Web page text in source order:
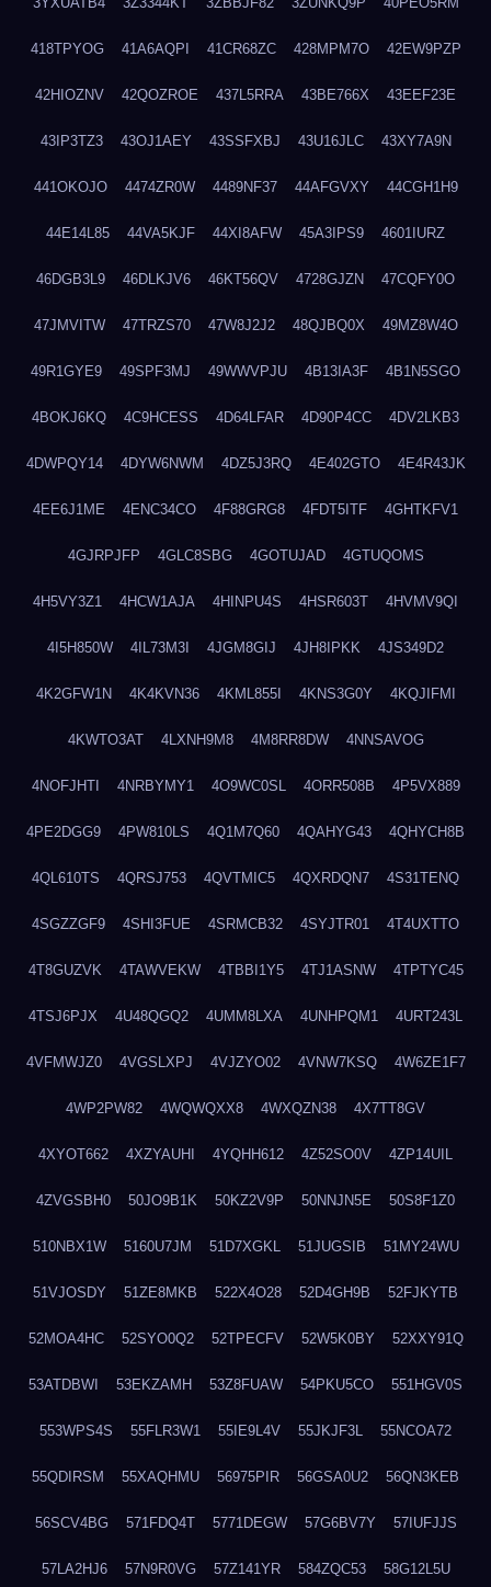
418TPYOG 41A6AQPI 41CR68ZC 428MPM7O 42EW9PZP
42HIOZNV 42QOZROE 437L5RRA 43BE766X 43EEF23E
43IP3TZ3 43OJ1AEY 43SSFXBJ 43U16JLC 43XY7A9N
441OKOJO 4474ZR0W 4489NF37 44AFGVXY 44CGH1H9
44E14L85 44VA5KJF 44XI8AFW 45A3IPS9 4601IURZ
46DGB3L9 46DLKJV6 46KT56QV 4728GJZN 47CQFY0O
47JMVITW 47TRZS70 47W8J2J2 48QJBQ0X 49MZ8W4O
49R1GYE9 49SPF3MJ 49WWVPJU 4B13IA3F 4B1N5SGO
4BOKJ6KQ 4C9HCESS 4D64LFAR 4D90P4CC 4DV2LKB3
4DWPQY14 4DYW6NWM 4DZ5J3RQ 4E402GTO 4E4R43JK
4EE6J1ME 4ENC34CO 4F88GRG8 4FDT5ITF 4GHTKFV1
4GJRPJFP 4GLC8SBG 4GOTUJAD 4GTUQOMS
4H5VY3Z1 4HCW1AJA 4HINPU4S 4HSR603T 4HVMV9QI
4I5H850W 4IL73M3I 4JGM8GIJ 4JH8IPKK 4JS349D2
4K2GFW1N 4K4KVN36 4KML855I 4KNS3G0Y 4KQJIFMI
4KWTO3AT 4LXNH9M8 4M8RR8DW 4NNSAVOG
4NOFJHTI 4NRBYMY1 4O9WC0SL 4ORR508B 4P5VX889
4PE2DGG9 4PW810LS 4Q1M7Q60 4QAHYG43 4QHYCH8B
4QL610TS 4QRSJ753 4QVTMIC5 4QXRDQN7 4S31TENQ
4SGZZGF9 4SHI3FUE 4SRMCB32 4SYJTR01 4T4UXTTO
4T8GUZVK 4TAWVEKW 4TBBI1Y5 4TJ1ASNW 4TPTYC45
4TSJ6PJX 4U48QGQ2 4UMM8LXA 4UNHPQM1 4URT243L
4VFMWJZ0 4VGSLXPJ 4VJZYO02 4VNW7KSQ 4W6ZE1F7
4WP2PW82 4WQWQXX8 4WXQZN38 4X7TT8GV
4XYOT662 4XZYAUHI 4YQHH612 4Z52SO0V 4ZP14UIL
4ZVGSBH0 50JO9B1K 50KZ2V9P 50NNJN5E 50S8F1Z0
510NBX1W 5160U7JM 51D7XGKL 51JUGSIB 51MY24WU
51VJOSDY 51ZE8MKB 522X4O28 52D4GH9B 52FJKYTB
52MOA4HC 52SYO0Q2 52TPECFV 52W5K0BY 52XXY91Q
53ATDBWI 53EKZAMH 53Z8FUAW 54PKU5CO 551HGV0S
553WPS4S 55FLR3W1 55IE9L4V 55JKJF3L 55NCOA72
55QDIRSM 55XAQHMU 56975PIR 56GSA0U2 56QN3KEB
56SCV4BG 571FDQ4T 5771DEGW 57G6BV7Y 57IUFJJS
57LA2HJ6 57N9R0VG 57Z141YR 584ZQC53 58G12L5U